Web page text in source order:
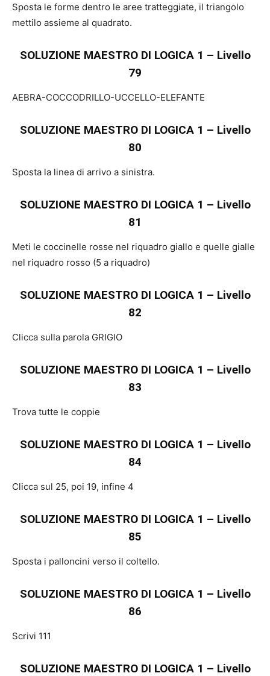
Sposta le forme dentro le aree tratteggiate, il triangolo
mettilo assieme al quadrato.
SOLUZIONE MAESTRO DI LOGICA 1 – Livello
79
AEBRA-COCCODRILLO-UCCELLO-ELEFANTE
SOLUZIONE MAESTRO DI LOGICA 1 – Livello
80
Sposta la linea di arrivo a sinistra.
SOLUZIONE MAESTRO DI LOGICA 1 – Livello
81
Meti le coccinelle rosse nel riquadro giallo e quelle gialle
nel riquadro rosso (5 a riquadro)
SOLUZIONE MAESTRO DI LOGICA 1 – Livello
82
Clicca sulla parola GRIGIO
SOLUZIONE MAESTRO DI LOGICA 1 – Livello
83
Trova tutte le coppie
SOLUZIONE MAESTRO DI LOGICA 1 – Livello
84
Clicca sul 25, poi 19, infine 4
SOLUZIONE MAESTRO DI LOGICA 1 – Livello
85
Sposta i palloncini verso il coltello.
SOLUZIONE MAESTRO DI LOGICA 1 – Livello
86
Scrivi 111
SOLUZIONE MAESTRO DI LOGICA 1 – Livello